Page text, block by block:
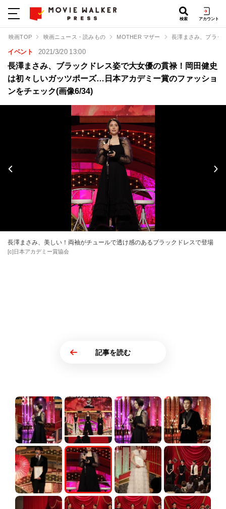
検索 アカウント
映画TOP 映画ニュース・読みもの MOTHER マザー 長澤まさみ、ブラッ
イベント 2021/3/20 13:00
長澤まさみ、ブラックドレス姿で大女優の貫禄！岡田健史
は初々しいガッツポーズ…日本アカデミー賞のファッショ
ンをチェック(画像6/34)
長澤まさみ、美しい！両袖がチュールで透け感のあるブラックドレスで登場
[c]日本アカデミー賞協会
記事を読む